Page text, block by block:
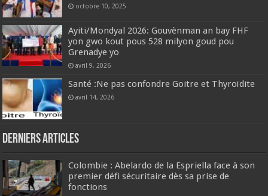
octobre 10, 2025
Ayiti/Mondyal 2026: Gouvènman an bay FHF
yon gwo kout pous 528 milyon goud pou
Grenadye yo
avril 9, 2026
Santé :Ne pas confondre Goitre et Thyroïdite
avril 14, 2026
Derniers articles
Colombie : Abelardo de la Espriella face à son
premier défi sécuritaire dès sa prise de
fonctions